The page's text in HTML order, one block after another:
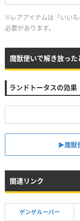
※レアアイテムは「いい
必要があります。
魔獣使いで解き放った
ランドトータスの効果
▶魔獣
関連リンク
ゲンゲルーパー